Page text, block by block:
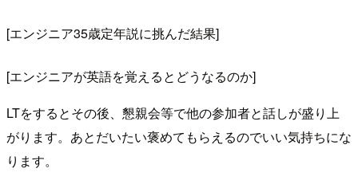
[エンジニア35歳定年説に挑んだ結果]
[エンジニアが英語を覚えるとどうなるのか]
LTをするとその後、懇親会等で他の参加者と話しが盛り上
がります。あとだいたい褒めてもらえるのでいい気持ちにな
ります。